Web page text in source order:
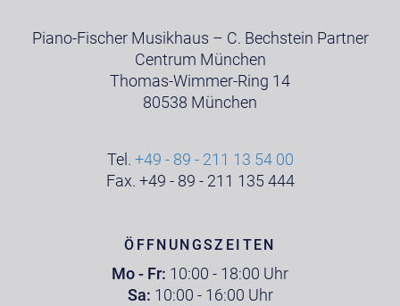
Piano-Fischer Musikhaus – C. Bechstein Partner
Centrum München
Thomas-Wimmer-Ring 14
80538 München
Tel. +49 - 89 - 211 13 54 00
Fax. +49 - 89 - 211 135 444
ÖFFNUNGSZEITEN
Mo - Fr: 10:00 - 18:00 Uhr
Sa: 10:00 - 16:00 Uhr